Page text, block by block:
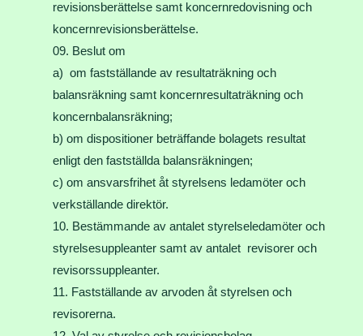
revisionsberättelse samt koncernredovisning och
koncernrevisionsberättelse.
Beslut om
a) om fastställande av resultaträkning och
balansräkning samt koncernresultaträkning och
koncernbalansräkning;
b) om dispositioner beträffande bolagets resultat
enligt den fastställda balansräkningen;
c) om ansvarsfrihet åt styrelsens ledamöter och
verkställande direktör.
Bestämmande av antalet styrelseledamöter och
styrelsesuppleanter samt av antalet revisorer och
revisorssuppleanter.
Fastställande av arvoden åt styrelsen och
revisorerna.